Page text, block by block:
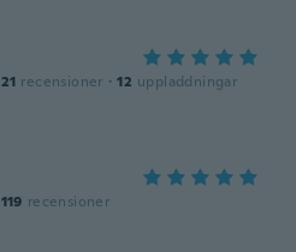
21 recensioner · 12 uppladdningar
119 recensioner